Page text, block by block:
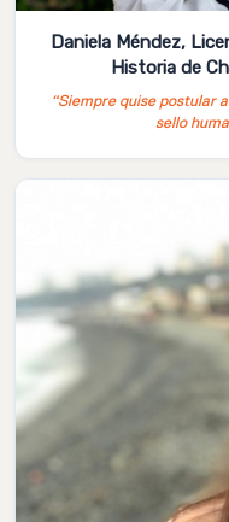
Daniela Méndez,
Historia de
“Siempre quise postular
sello